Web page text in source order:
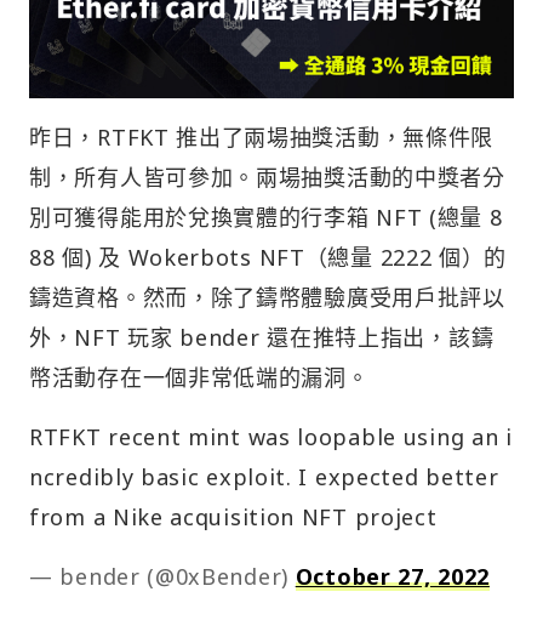
昨日，RTFKT 推出了兩場抽獎活動，無條件限
制，所有人皆可參加。兩場抽獎活動的中獎者分
別可獲得能用於兌換實體的行李箱 NFT (總量 8
88 個) 及 Wokerbots NFT（總量 2222 個）的
鑄造資格。然而，除了鑄幣體驗廣受用戶批評以
外，NFT 玩家 bender 還在推特上指出，該鑄
幣活動存在一個非常低端的漏洞。
RTFKT recent mint was loopable using an i
ncredibly basic exploit. I expected better
from a Nike acquisition NFT project
— bender (@0xBender) October 27, 2022